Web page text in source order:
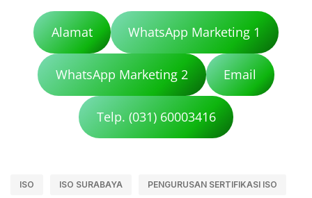
Alamat WhatsApp Marketing 1
WhatsApp Marketing 2 Email
Telp. (031) 60003416
ISO ISO SURABAYA PENGURUSAN SERTIFIKASI ISO